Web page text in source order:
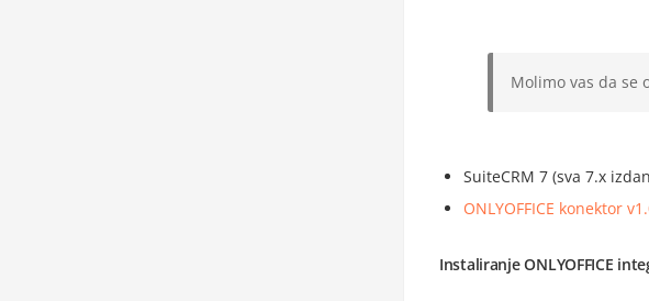
Molimo vas da se
SuiteCRM 7 (sva 7.x
ONLYOFFICE konektor
Instaliranje ONLYOFFICE